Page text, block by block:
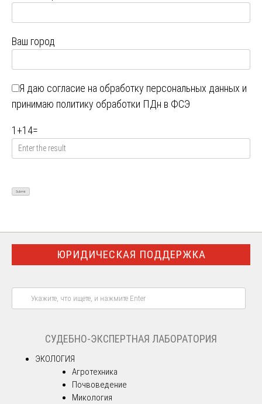
Ваш город
Я даю согласие на обработку персональных данных и
принимаю политику обработки ПДн в ФСЭ
1 +14=
ЮРИДИЧЕСКАЯ ПОДДЕРЖКА
СУДЕБНО-ЭКСПЕРТНАЯ ЛАБОРАТОРИЯ
ЭКОЛОГИЯ
Агротехника
Почвоведение
Микология